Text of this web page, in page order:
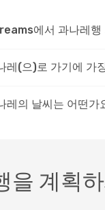
에서 과나레행
레(으)로 가기에 가
레의 날씨는 어떤가
을 계획